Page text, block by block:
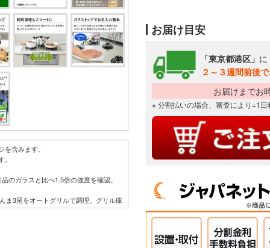
含みます。
のガラスと比べ1.5倍の強度を確認。
ま3尾をオートグリルで調理。グリル庫
飛び散り量を5回測定し、平均値を算
お届け目安
「東京都港区」 に
２～３週間前後
お届けまでお
※ 分割払いの場合、審査により+1